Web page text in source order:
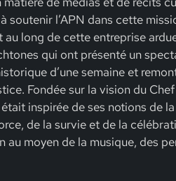
à soutenir l’APN dans cette
long de cette entreprise
qui ont présenté un
d’une semaine et
Fondée sur la vision du
inspirée de ses notions de
de la survie et de la
moyen de la musique, des